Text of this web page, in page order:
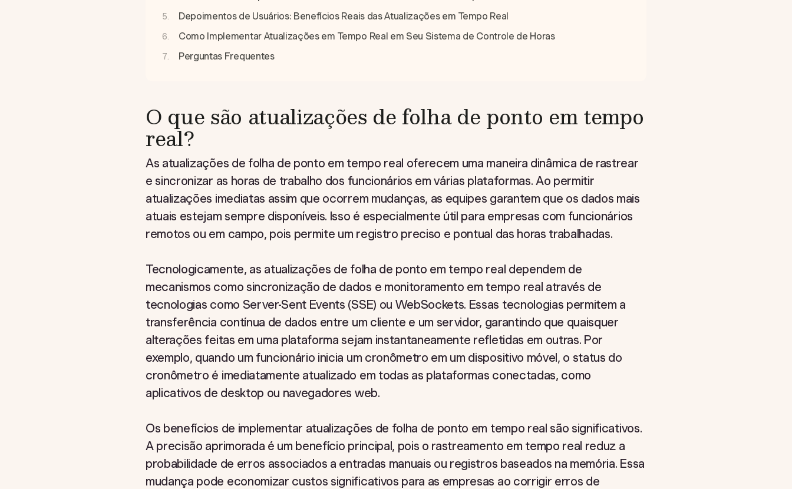
Depoimentos de Usuários: Benefícios Reais das Atualizações em Tempo Real
Como Implementar Atualizações em Tempo Real em Seu Sistema de Controle de Horas
Perguntas Frequentes
O que são atualizações de folha de ponto em tempo
real?
As atualizações de folha de ponto em tempo real oferecem uma maneira dinâmica de rastrear
e sincronizar as horas de trabalho dos funcionários em várias plataformas. Ao permitir
atualizações imediatas assim que ocorrem mudanças, as equipes garantem que os dados mais
atuais estejam sempre disponíveis. Isso é especialmente útil para empresas com funcionários
remotos ou em campo, pois permite um registro preciso e pontual das horas trabalhadas.
Tecnologicamente, as atualizações de folha de ponto em tempo real dependem de
mecanismos como sincronização de dados e monitoramento em tempo real através de
tecnologias como Server-Sent Events (SSE) ou WebSockets. Essas tecnologias permitem a
transferência contínua de dados entre um cliente e um servidor, garantindo que quaisquer
alterações feitas em uma plataforma sejam instantaneamente refletidas em outras. Por
exemplo, quando um funcionário inicia um cronômetro em um dispositivo móvel, o status do
cronômetro é imediatamente atualizado em todas as plataformas conectadas, como
aplicativos de desktop ou navegadores web.
Os benefícios de implementar atualizações de folha de ponto em tempo real são significativos.
A precisão aprimorada é um benefício principal, pois o rastreamento em tempo real reduz a
probabilidade de erros associados a entradas manuais ou registros baseados na memória. Essa
mudança pode economizar custos significativos para as empresas ao corrigir erros de